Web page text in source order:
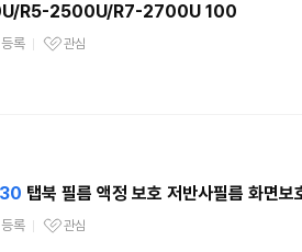
R5-2500U/R7-2700U 100
록
관심상품
관심
탭북 필름 액정 보호 저반사필름 화면
록
관심상품
관심